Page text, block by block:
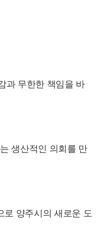
과 무한한 책임을 바
생산적인 의회를 만
로 양주시의 새로운 도